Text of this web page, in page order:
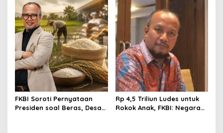
FKBI Soroti Pernyataan
Presiden soal Beras, Desak
Rp 4,5 Triliun Ludes untuk
Rokok Anak, FKBI: Negara